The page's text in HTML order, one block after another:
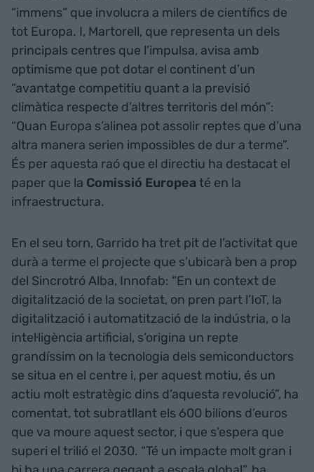
“immens” que involucra a milers de científics de
tot Europa. I, Martorell, que representa un dels
principals centres que l’impulsa, avisa amb
optimisme que pot dotar el continent d’un
“avantatge competitiu quant a la previsió
climàtica respecte d’altres territoris del món”:
“Quan Europa s’alinea pot assolir reptes que d’una
altra manera serien impossibles de dur a terme”.
És per aquesta raó que el directiu ha destacat el
paper que la Comissió Europeaté en la
infraestructura.
En el seu torn, Garrido ha tret pit de l’activitat que
durà a terme el projecte que s’ubicarà ben a prop
del Sincrotró Alba, Innofab: “En un context de
digitalització de la societat, on pren part l’IoT, la
digitalització i automatització de la indústria, o la
intel·ligència artificial, s’origina un repte
grandíssim on la tecnologia dels semiconductors
se situa en el centre i, per aquest motiu, és un
actiu molt estratègic dins d’aquesta revolució”, ha
comentat, tot subratllant els 600 bilions d’euros
que va moure aquest sector, i que s’espera que
superi el trilió el 2030. “Té un impacte molt gran i